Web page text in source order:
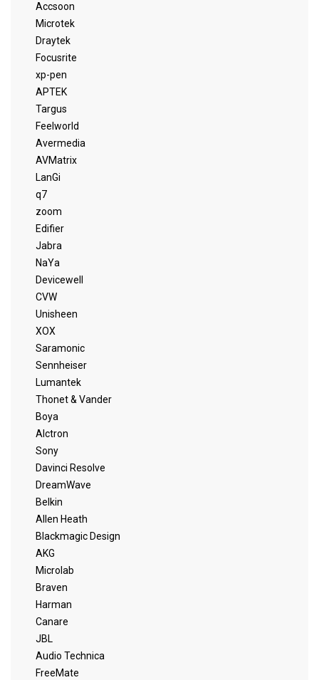
Accsoon
Microtek
Draytek
Focusrite
xp-pen
APTEK
Targus
Feelworld
Avermedia
AVMatrix
LanGi
q7
zoom
Edifier
Jabra
NaYa
Devicewell
CVW
Unisheen
XOX
Saramonic
Sennheiser
Lumantek
Thonet & Vander
Boya
Alctron
Sony
Davinci Resolve
DreamWave
Belkin
Allen Heath
Blackmagic Design
AKG
Microlab
Braven
Harman
Canare
JBL
Audio Technica
FreeMate